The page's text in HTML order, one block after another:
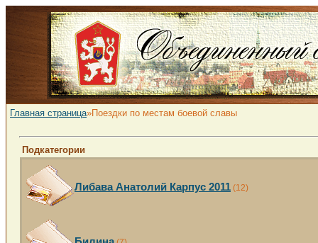
Главная страница»Поездки по местам боевой славы
Подкатегории
Либава Анатолий Карпус 2011 (12)